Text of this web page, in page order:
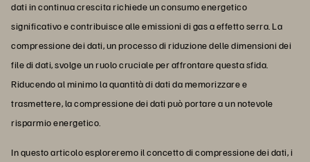
dati in continua crescita richiede un consumo energetico
significativo e contribuisce alle emissioni di gas a effetto serra. La
compressione dei dati, un processo di riduzione delle dimensioni dei
file di dati, svolge un ruolo cruciale per affrontare questa sfida.
Riducendo al minimo la quantità di dati da memorizzare e
trasmettere, la compressione dei dati può portare a un notevole
risparmio energetico.
In questo articolo esploreremo il concetto di compressione dei dati, i